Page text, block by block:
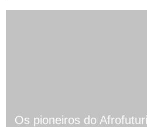
Os pioneiros do